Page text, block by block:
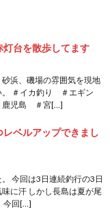
灯台を散歩してます
浜、磯場の雰囲気を現地
。 ＃イカ釣り ＃エギン
児島 ＃宮[…]
レベルアップできまし
今回は3日連続釣行の3日
に汗 しかし長島は夏が尾
今回[…]